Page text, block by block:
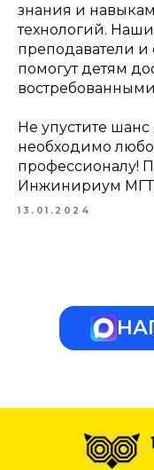
знания и
технологий.
преподаватели
помогут детям
Не упустите шанс
необходимо
профессионалу!
Инжинириум
13.01.2024